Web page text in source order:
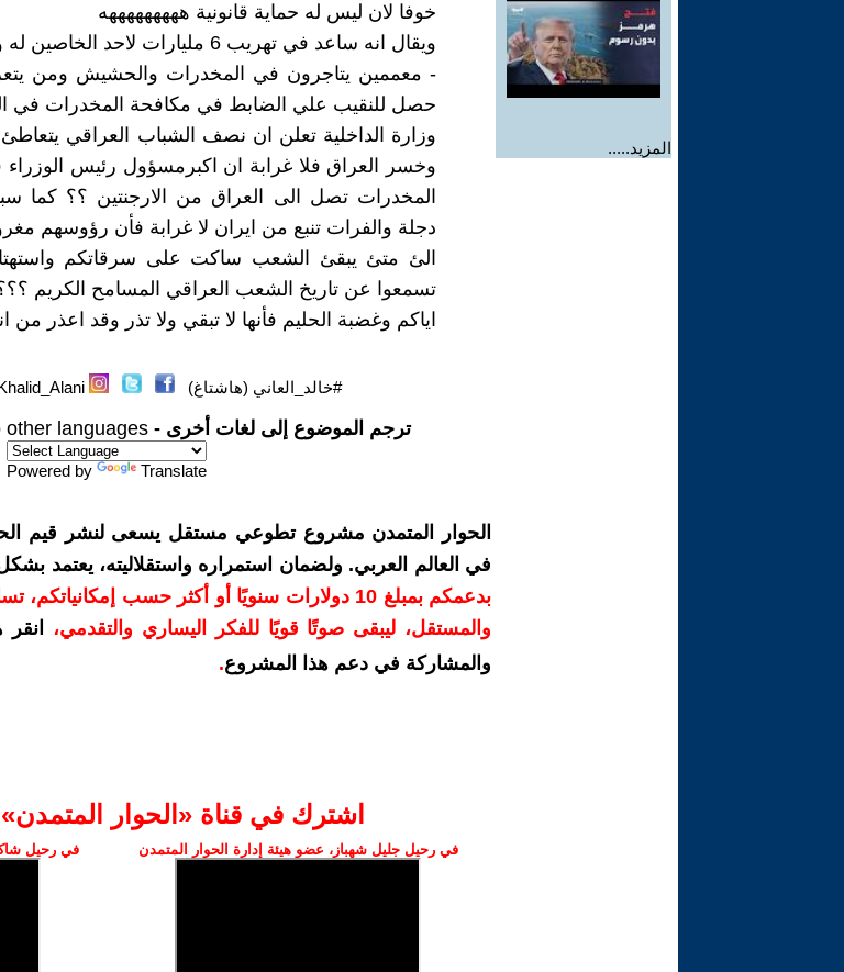
المزيد.....
خوفا لان ليس له حماية قانونية هههههههههه
ويقال انه ساعد في تهريب 6 مليارات لاحد الخاصين له والمخفي اعظم
- معممين يتاجرون في المخدرات والحشيش ومن
حصل للنقيب علي الضابط في مكافحة المخدرات في
وزارة الداخلية تعلن ان نصف الشباب العراقي
وخسر العراق فلا غرابة ان اكبرمسؤول رئيس
المخدرات تصل الى العراق من الارجنتين ؟؟ كما
دجلة والفرات تنبع من ايران لا غرابة فأن رؤوسهم
الئ متئ يبقئ الشعب ساكت على سرقاتكم
تسمعوا عن تاريخ الشعب العراقي المسامح الكريم
اياكم وغضبة الحليم فأنها لا تبقي ولا تذر وقد اعذر من
#خالد_العاني (هاشتاغ)
ترجم الموضوع إلى لغات أخرى - other languages
Powered by Translate
الحوار المتمدن مشروع تطوعي مستقل يسعى لنشر قيم
في العالم العربي. ولضمان استمراره واستقلاليته، يعتمد
بدعمكم بمبلغ 10 دولارات سنويًا أو أكثر حسب
والمستقل، ليبقى صوتًا قويًا للفكر اليساري والتقدمي،
والمشاركة في دعم هذا المشروع.
اشترك في قناة ‫«الحوار
في رحيل جليل شهباز، عضو هيئة إدارة الحوار المتمدن في رحيل